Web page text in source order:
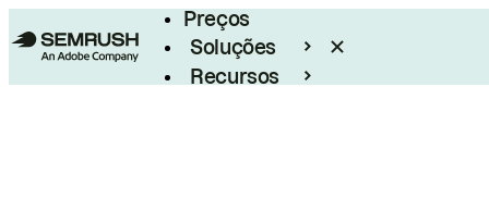
Preços
Soluções
Recursos